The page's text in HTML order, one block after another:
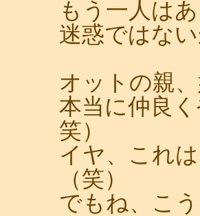
もう一人は
迷惑ではな
オットの親
本当に仲良
笑）
イヤ、これ
（笑）
でもね、こ